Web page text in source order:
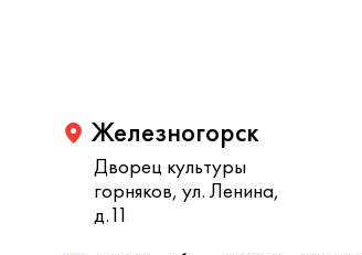
Железногорск
Дворец культуры
горняков, ул. Ленина,
д.11